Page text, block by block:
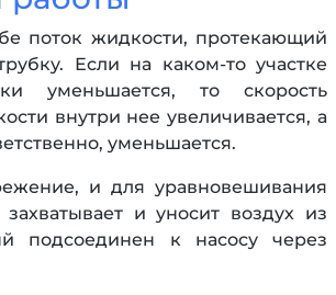
поток жидкости, протекающий
Если на каком-то участке
уменьшается, то скорость
внутри нее увеличивается, а
уменьшается.
и для уравновешивания
и уносит воздух из
подсоединен к насосу через